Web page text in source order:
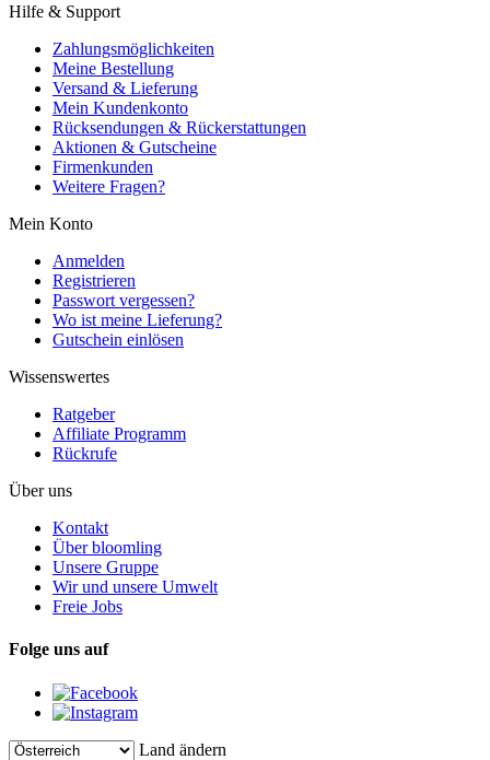
Hilfe & Support
Zahlungsmöglichkeiten
Meine Bestellung
Versand & Lieferung
Mein Kundenkonto
Rücksendungen & Rückerstattungen
Aktionen & Gutscheine
Firmenkunden
Weitere Fragen?
Mein Konto
Anmelden
Registrieren
Passwort vergessen?
Wo ist meine Lieferung?
Gutschein einlösen
Wissenswertes
Ratgeber
Affiliate Programm
Rückrufe
Über uns
Kontakt
Über bloomling
Unsere Gruppe
Wir und unsere Umwelt
Freie Jobs
Folge uns auf
Land ändern